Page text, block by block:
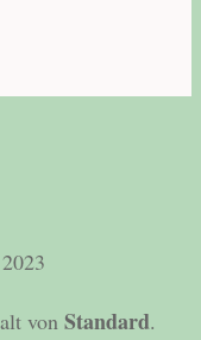
von Standard.